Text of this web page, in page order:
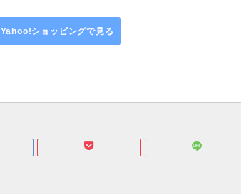
Yahoo!ショッピングで見る